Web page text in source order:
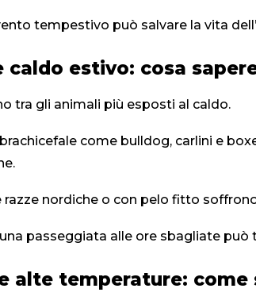
tempestivo può salvare la vita
caldo estivo: cosa
tra gli animali più esposti al caldo.
brachicefale come bulldog, carlini e
razze nordiche o con pelo fitto
passeggiata alle ore sbagliate
alte temperature: come